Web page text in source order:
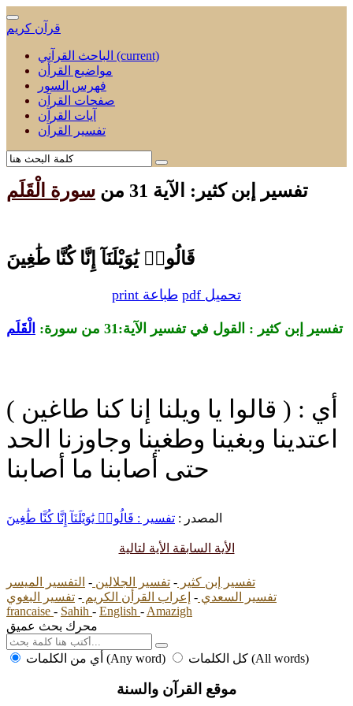
قرآن كريم
(current)
مواضيع القرأن
فهرس السور
صفحات القرآن
آيات القرآن
تفسير القرآن
تفسير إبن كثير: الآية 31 من سورة الْقَلَم
قَالُوا۟ يَٰوَيْلَنَآ إِنَّا كُنَّا طَٰغِينَ
print طباعة pdf تحميل
تفسير إبن كثير : القول في تفسير الآية:31 من سورة: الْقَلَم
( قالوا يا ويلنا إنا كنا طاغين ) أي :
اعتدينا وبغينا وطغينا وجاوزنا الحد
حتى أصابنا ما أصابنا
المصدر : تفسير : قَالُوا۟ يَٰوَيْلَنَآ إِنَّا كُنَّا طَٰغِينَ
الأية السابقة الأية لتالية
تفسير إبن كثير - تفسير الجلالين - التفسير الميسر
تفسير السعدي - إعراب القرأن الكريم - تفسير البغوي
francaise - Sahih - English - Amazigh
محرك بحث عميق
أي من الكلمات (Any word) كل الكلمات (All words)
موقع القرآن والسنة